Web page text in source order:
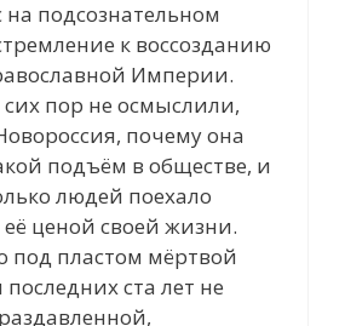
на подсознательном
к воссозданию
Империи.
пор не осмыслили,
почему она
подъём в обществе, и
людей поехало
ценой своей жизни.
под пластом мёртвой
ста лет не